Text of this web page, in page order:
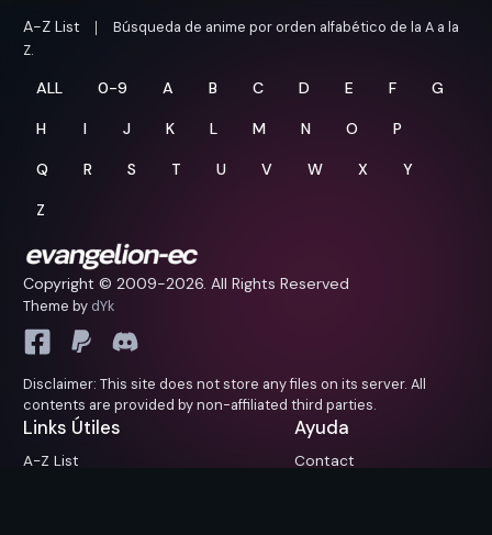
A-Z List
Búsqueda de anime por orden alfabético de la A a la
Z.
ALL 0-9 A B C D E F G
H I J K L M N O P
Q R S T U V W X Y
Z
Copyright © 2009-2026. All Rights Reserved
Theme by dYk
Disclaimer: This site does not store any files on its server. All
contents are provided by non-affiliated third parties.
Links Útiles
A-Z List
Ayuda
Contact